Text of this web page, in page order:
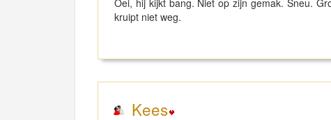
Oei, hij kijkt bang. Niet op zijn gemak. Sneu.
kruipt niet weg.
Kees